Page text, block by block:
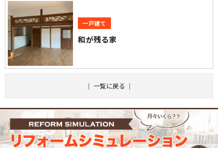
一戸建て
和が残る家
｜ 一覧に戻る ｜